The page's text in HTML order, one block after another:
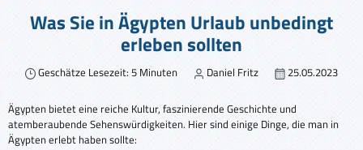
Was Sie in Ägypten Urlaub unbedingt
erleben sollten
Geschätze Lesezeit: 5 Minuten Daniel Fritz 25.05.2023
Ägypten bietet eine reiche Kultur, faszinierende Geschichte und
atemberaubende Sehenswürdigkeiten. Hier sind einige Dinge, die man in
Ägypten erlebt haben sollte: